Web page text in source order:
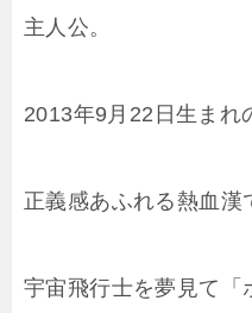
主人公。
2013年9月22日生まれ
正義感あふれる熱血漢
宇宙飛行士を夢見て「